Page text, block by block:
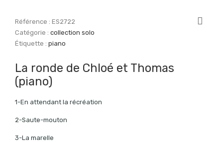
Référence :ES2722
Catégorie :collection solo
Étiquette :piano
La ronde de Chloé et Thomas
(piano)
1-En attendant la récréation
2-Saute-mouton
3-La marelle